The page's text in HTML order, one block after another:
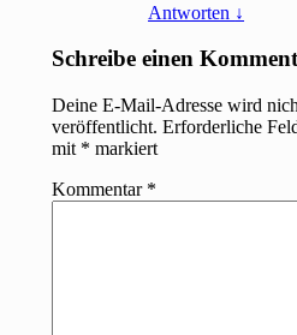
Antworten ↓
Schreibe einen
Deine E-Mail-Adresse wird
veröffentlicht. Erforderliche
mit * markiert
Kommentar *